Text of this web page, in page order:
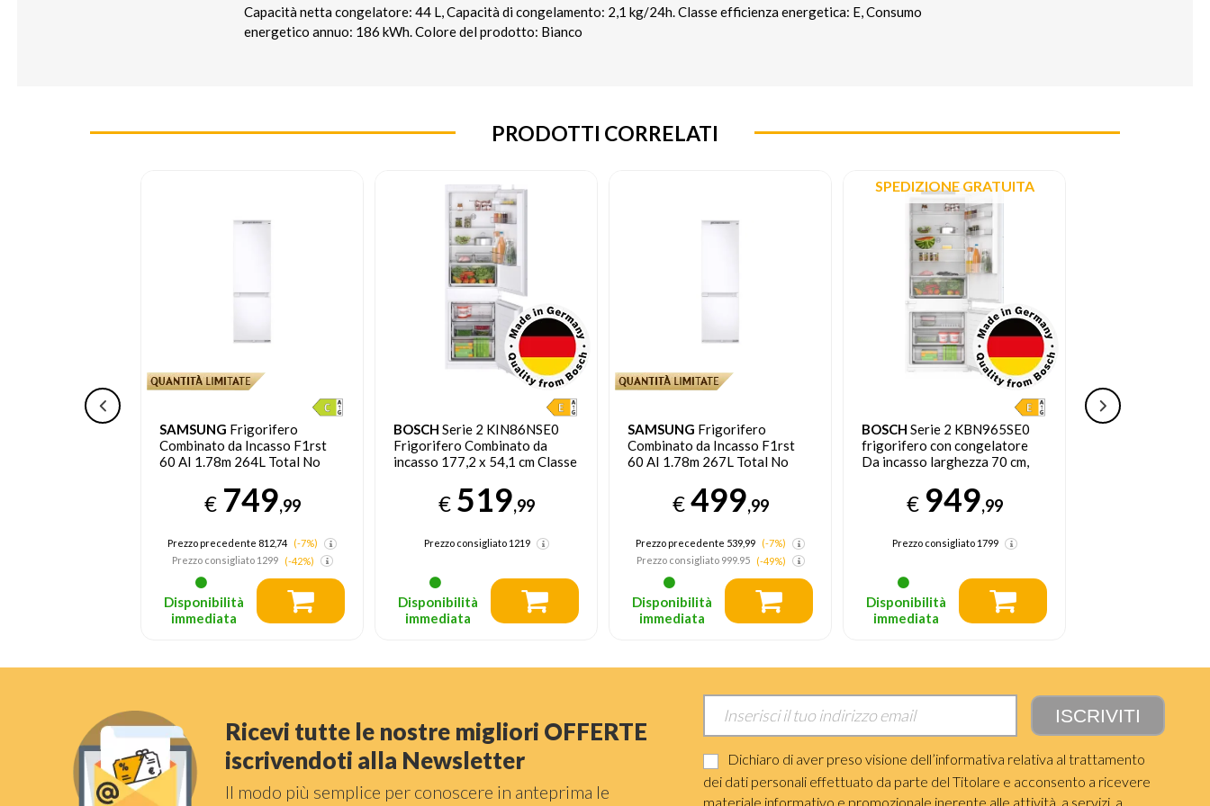
Capacità netta congelatore: 44 L, Capacità di congelamento: 2,1 kg/24h. Classe efficienza energetica: E, Consumo
energetico annuo: 186 kWh. Colore del prodotto: Bianco
PRODOTTI CORRELATI
frigorifero
SAMSUNG Frigorifero
Combinato da Incasso F1rst
60 AI 1.78m 264L Total No
€ 749,99
Prezzo precedente 812,74
(-7%)
Prezzo consigliato1299 (-42%)
Disponibilità
immediata
BOSCH Serie 2 KIN86NSE0
Frigorifero Combinato da
incasso 177,2 x 54,1 cm Classe
€ 519,99
Prezzo consigliato1219
Disponibilità
immediata
SAMSUNG Frigorifero
Combinato da Incasso F1rst
60 AI 1.78m 267L Total No
€ 499,99
Prezzo precedente 539,99
(-7%)
Prezzo consigliato999.95 (-49%)
Disponibilità
immediata
SPEDIZIONE GRATUITA
BOSCH Serie 2 KBN965SE0
frigorifero con congelatore
Da incasso larghezza 70 cm,
€ 949,99
Prezzo consigliato1799
Disponibilità
immediata
BEKO
Ricevi tutte le nostre migliori OFFERTE
iscrivendoti alla Newsletter
Il modo più semplice per conoscere in anteprima le
Dichiaro di aver preso visione dell’informativa relativa al trattamento
dei dati personali effettuato da parte del Titolare e acconsento a ricevere
materiale informativo e promozionale inerente alle attività, a servizi, a